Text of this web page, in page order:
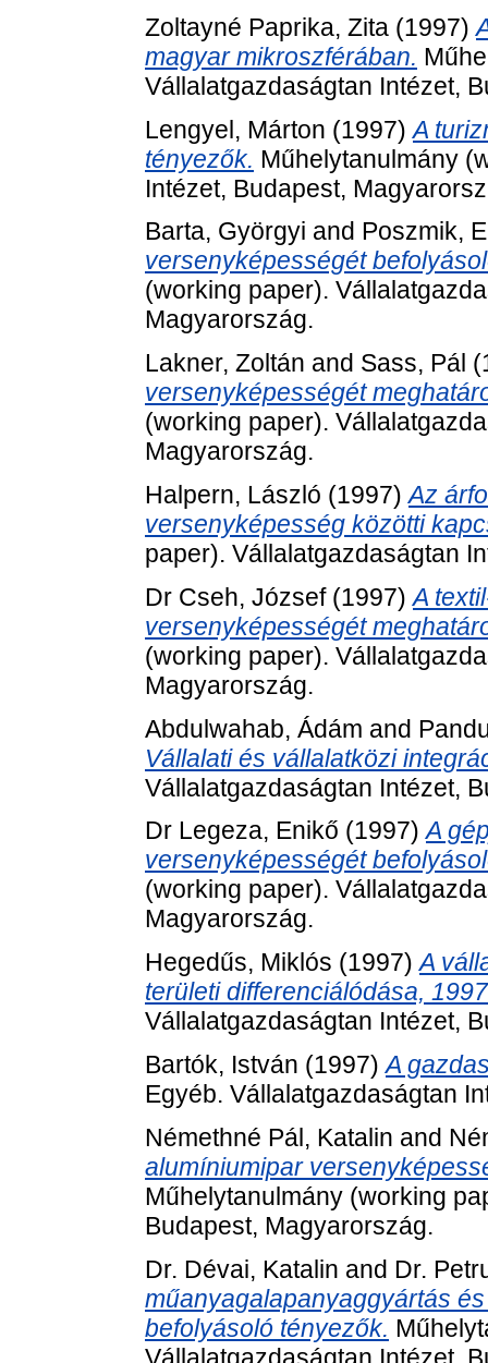
Zoltayné Paprika, Zita (1997)
magyar mikroszférában.
Vállalatgazdaságtan Intézet,
Lengyel, Márton (1997)A
tényezők. Műhelytanulmány
Intézet, Budapest,
Barta, Györgyi and Poszmik,
versenyképességét
(working paper).
Magyarország.
Lakner, Zoltán and Sass, Pál
versenyképességét
(working paper).
Magyarország.
Halpern, László (1997)Az
versenyképesség közötti
paper). Vállalatgazdaságtan
Dr Cseh, József(1997)A
versenyképességét
(working paper).
Magyarország.
Abdulwahab, Ádám and
Vállalati és vállalatközi
Vállalatgazdaságtan Intézet,
Dr Legeza, Enikő (1997)A
versenyképességét
(working paper).
Magyarország.
Hegedűs, Miklós (1997)A
területi differenciálódása,
Vállalatgazdaságtan Intézet,
Bartók, István (1997)A
Egyéb. Vállalatgazdaságtan
Némethné Pál, Katalin and
alumíniumipar
Műhelytanulmány (working
Budapest, Magyarország.
Dr. Dévai, Katalin and Dr.
műanyagalapanyaggyártás
befolyásoló tényezők.
Vállalatgazdaságtan Intézet,